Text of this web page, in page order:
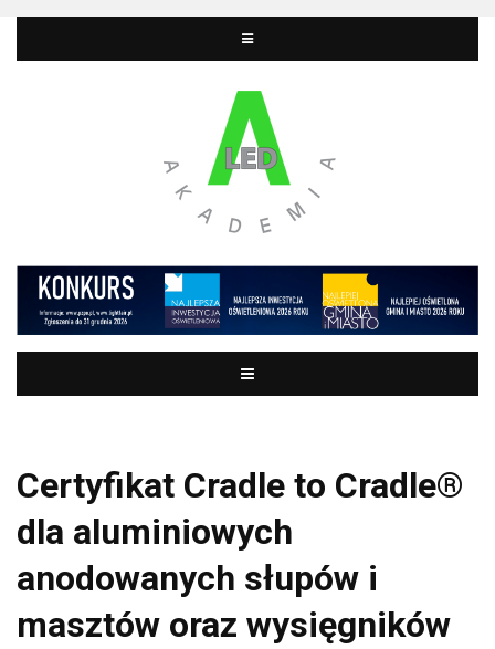
Certyfikat Cradle to Cradle®
dla aluminiowych
anodowanych słupów i
masztów oraz wysięgników